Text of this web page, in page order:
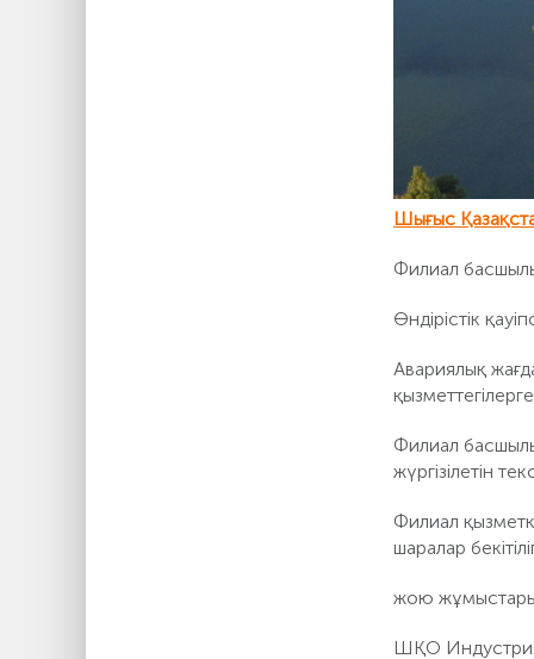
Шығыс
Филиал
Өндірістік
Авариялық
Филиал
жүргізілетін
Филиал
шаралар
жою
ШҚО